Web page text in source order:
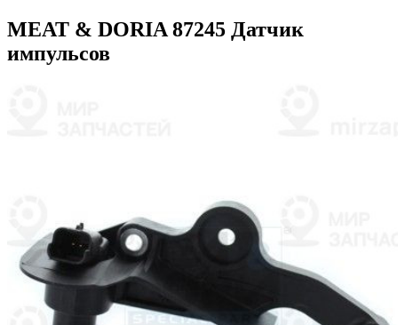
MEAT & DORIA 87245 Датчик
импульсов